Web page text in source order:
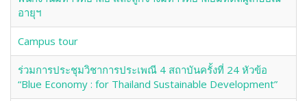
อายุฯ
Campus tour
ร่วมการประชุมวิชาการประเพณี 4 สถาบันครั้งที่ 24 หัวข้อ
“Blue Economy : for Thailand Sustainable Development”